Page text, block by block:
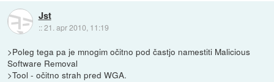
Jst
::21. apr 2010, 11:19
>Poleg tega pa je mnogim očitno pod častjo namestiti Malicious
Software Removal
>Tool - očitno strah pred WGA.